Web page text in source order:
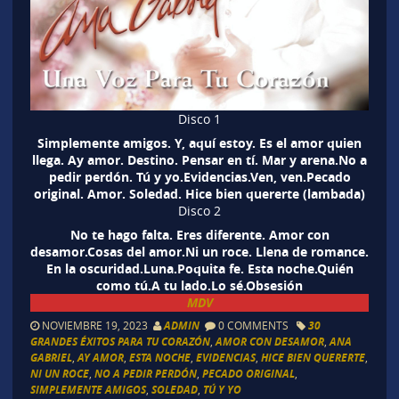
Disco 1
Simplemente amigos. Y, aquí estoy. Es el amor quien
llega. Ay amor. Destino. Pensar en tí. Mar y arena.No a
pedir perdón. Tú y yo.Evidencias.Ven, ven.Pecado
original. Amor. Soledad. Hice bien quererte (lambada)
Disco 2
No te hago falta. Eres diferente. Amor con
desamor.Cosas del amor.Ni un roce. Llena de romance.
En la oscuridad.Luna.Poquita fe. Esta noche.Quién
como tú.A tu lado.Lo sé.Obsesión
MDV
NOVIEMBRE 19, 2023 ADMIN 0 COMMENTS
30
GRANDES ÉXITOS PARA TU CORAZÓN,AMOR CON DESAMOR,ANA
GABRIEL,AY AMOR, ESTA NOCHE, EVIDENCIAS, HICE BIEN QUERERTE,
NI UN ROCE, NO A PEDIR PERDÓN, PECADO ORIGINAL,
SIMPLEMENTE AMIGOS, SOLEDAD, TÚ Y YO